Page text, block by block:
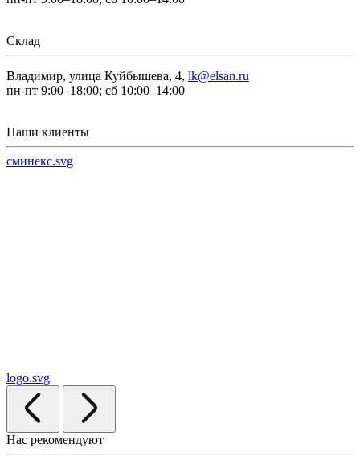
Склад
Владимир, улица Куйбышева, 4, lk@elsan.ru
пн-пт 9:00–18:00; сб 10:00–14:00
Наши клиенты
сминекс.svg
logo.svg
Нас рекомендуют